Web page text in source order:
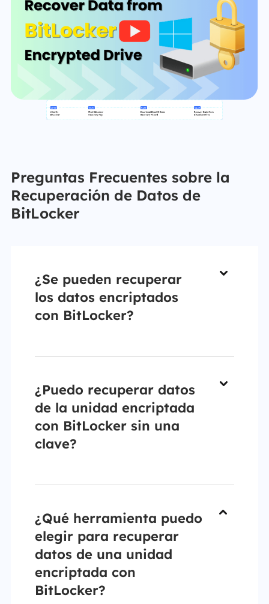
Preguntas Frecuentes sobre la
Recuperación de Datos de
BitLocker
¿Se pueden recuperar
los datos encriptados
con BitLocker?
¿Puedo recuperar datos
de la unidad encriptada
con BitLocker sin una
clave?
¿Qué herramienta puedo
elegir para recuperar
datos de una unidad
encriptada con
BitLocker?